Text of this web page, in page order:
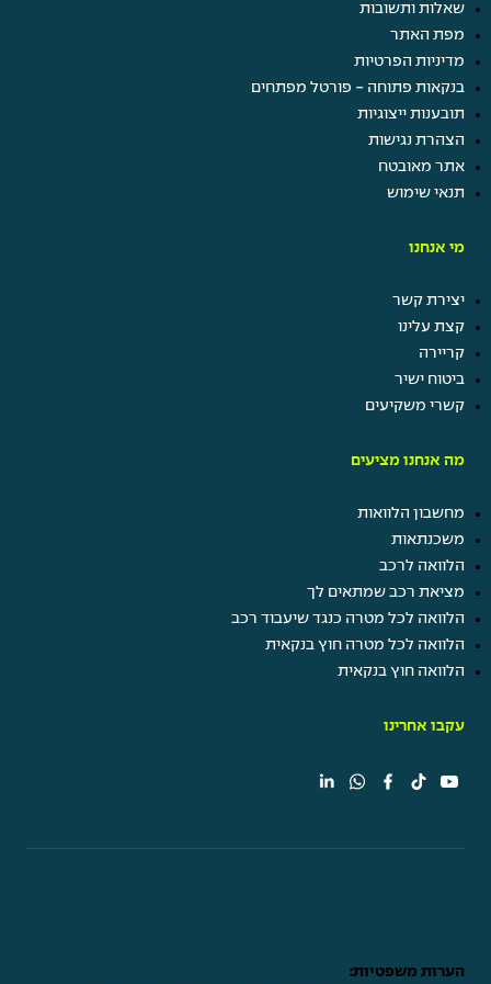
שאלות ותשובות
מפת האתר
מדיניות הפרטיות
בנקאות פתוחה - פורטל מפתחים
תובענות ייצוגיות
הצהרת נגישות
אתר מאובטח
תנאי שימוש
מי אנחנו
יצירת קשר
קצת עלינו
קריירה
ביטוח ישיר
קשרי משקיעים
מה אנחנו מציעים
מחשבון הלוואות
משכנתאות
הלוואה לרכב
מציאת רכב שמתאים לך
הלוואה לכל מטרה כנגד שיעבוד רכב
הלוואה לכל מטרה חוץ בנקאית
הלוואה חוץ בנקאית
עקבו אחרינו
הערות משפטיות: